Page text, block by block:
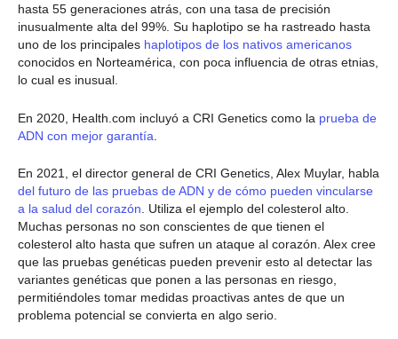
hasta 55 generaciones atrás, con una tasa de precisión
inusualmente alta del 99%. Su haplotipo se ha rastreado hasta
uno de los principales haplotipos de los nativos americanos
conocidos en Norteamérica, con poca influencia de otras etnias,
lo cual es inusual.
En 2020, Health.com incluyó a CRI Genetics como la prueba de
ADN con mejor garantía
En 2021, el director general de CRI Genetics, Alex Muylar, habla
del futuro de las pruebas de ADN y de cómo pueden vincularse
a la salud del corazón. Utiliza el ejemplo del colesterol alto.
Muchas personas no son conscientes de que tienen el
colesterol alto hasta que sufren un ataque al corazón. Alex cree
que las pruebas genéticas pueden prevenir esto al detectar las
variantes genéticas que ponen a las personas en riesgo,
permitiéndoles tomar medidas proactivas antes de que un
problema potencial se convierta en algo serio.